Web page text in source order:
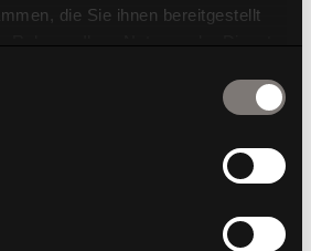
die Sie ihnen bereitgestellt
Rahmen Ihrer Nutzung der Dienste
ein außergewöhnlich gutes
Bauteil unterhalb der
Materialien und entkoppelt die
diese Weise sorgt das flexible
der Körper beim Sitzen effektiv zu
angeregt wird.